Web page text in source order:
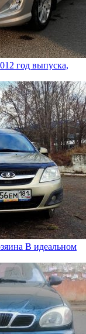
год выпуска,
В идеальном